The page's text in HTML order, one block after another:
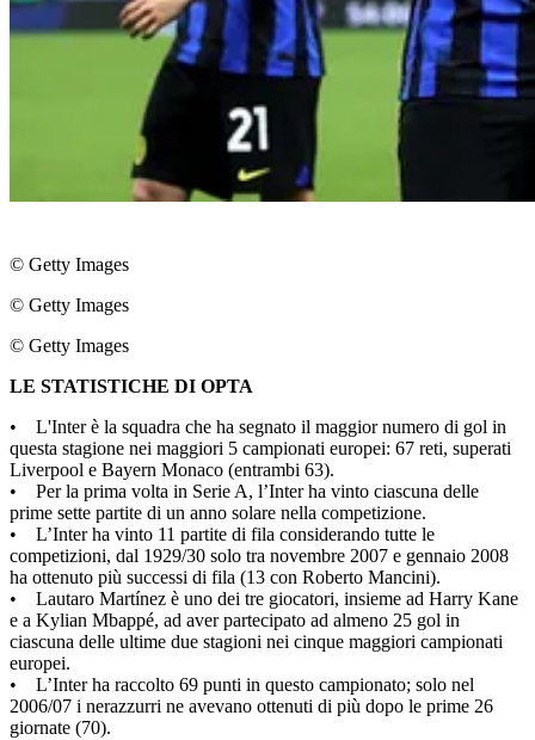
© Getty Images
© Getty Images
© Getty Images
LE STATISTICHE DI OPTA
• L'Inter è la squadra che ha segnato il maggior numero di gol in
questa stagione nei maggiori 5 campionati europei: 67 reti, superati
Liverpool e Bayern Monaco (entrambi 63).
• Per la prima volta in Serie A, l’Inter ha vinto ciascuna delle
prime sette partite di un anno solare nella competizione.
• L’Inter ha vinto 11 partite di fila considerando tutte le
competizioni, dal 1929/30 solo tra novembre 2007 e gennaio 2008
ha ottenuto più successi di fila (13 con Roberto Mancini).
• Lautaro Martínez è uno dei tre giocatori, insieme ad Harry Kane
e a Kylian Mbappé, ad aver partecipato ad almeno 25 gol in
ciascuna delle ultime due stagioni nei cinque maggiori campionati
europei.
• L’Inter ha raccolto 69 punti in questo campionato; solo nel
2006/07 i nerazzurri ne avevano ottenuti di più dopo le prime 26
giornate (70).